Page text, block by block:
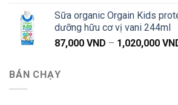
Sữa organic Orgain Kids
dưỡng hữu cơ vị vani 244ml
87,000 VND – 1,020,000
BÁN CHẠY